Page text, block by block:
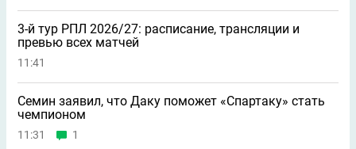
3-й тур РПЛ 2026/27: расписание, трансляции и
превью всех матчей
11:41
Семин заявил, что Даку поможет «Спартаку» стать
чемпионом
11:31 1